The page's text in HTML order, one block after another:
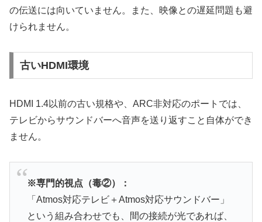
の伝送には向いていません。また、映像との遅延問題も避
けられません。
古いHDMI環境
HDMI 1.4以前の古い規格や、ARC非対応のポートでは、
テレビからサウンドバーへ音声を送り返すこと自体ができ
ません。
※専門的視点（毒②）：
「Atmos対応テレビ＋Atmos対応サウンドバー」
という組み合わせでも、間の接続が光であれば、